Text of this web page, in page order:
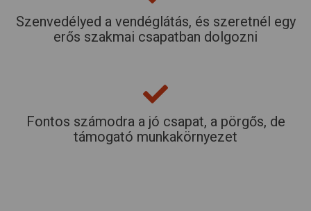
Szenvedélyed a vendéglátás, és szeretnél egy
erős szakmai csapatban dolgozni
Fontos számodra a jó csapat, a pörgős, de
támogató munkakörnyezet